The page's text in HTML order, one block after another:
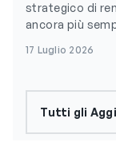
strategico di
ancora più
17 Luglio 2026
Tutti gli